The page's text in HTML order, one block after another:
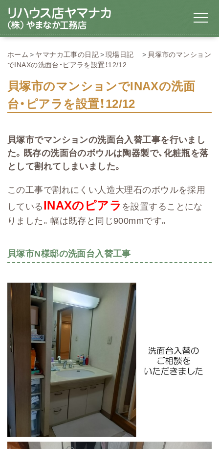
ホーム ヤマナカ工事の日記 現場日記
貝塚市のマンション
でINAXの洗面台・ピアラを設置！12/12
貝塚市のマンションでINAXの洗面
台・ピアラを設置！12/12
貝塚市でマンションの洗面台入替工事を行いまし
た。既存の洗面台のボウルは陶器製で、化粧瓶を落
として割れてしまいました。
この工事で割れにくい人造大理石のボウルを採用
しているINAXのピアラ を設置することにな
りました。幅は既存と同じ900mmです。
貝塚市N様邸の洗面台入替工事